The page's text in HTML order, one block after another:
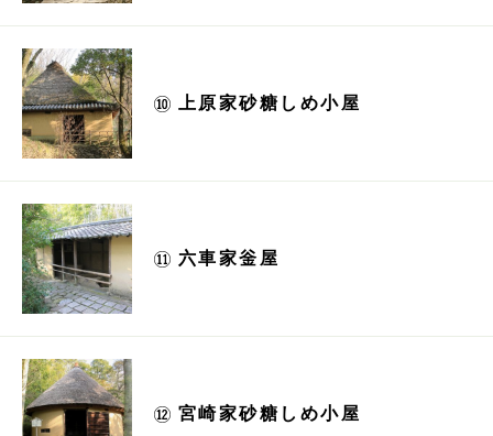
上原家砂糖しめ小屋
六車家釡屋
宮崎家砂糖しめ小屋